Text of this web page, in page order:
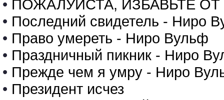
• ПОЖАЛУЙСТА, ИЗБАВЬТЕ ОТ
• Последний свидетель - Ниро
• Право умереть - Ниро Вульф
• Праздничный пикник - Ниро
• Прежде чем я умру - Ниро
• Президент исчез